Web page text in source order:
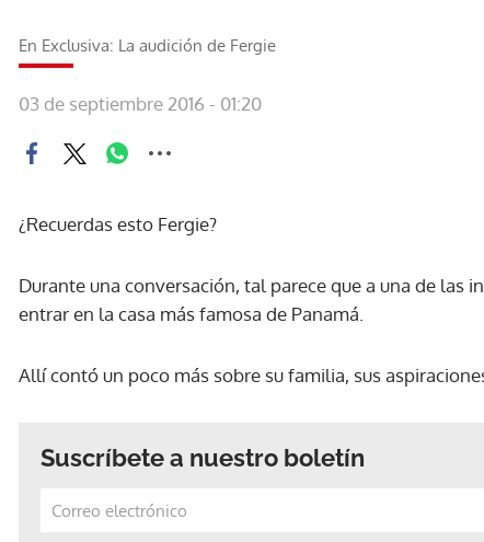
En Exclusiva: La audición de Fergie
03 de septiembre 2016 - 01:20
¿Recuerdas esto Fergie?
Durante una conversación, tal parece que a una de las
entrar en la casa más famosa de Panamá.
Allí contó un poco más sobre su familia, sus
Suscríbete a nuestro boletín